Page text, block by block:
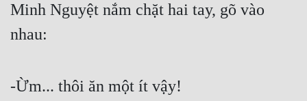
Minh Nguyệt nắm chặt hai tay, gõ vào
nhau:
-Ừm... thôi ăn một ít vậy!